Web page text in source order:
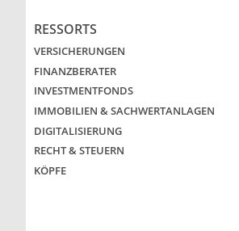
RESSORTS
VERSICHERUNGEN
FINANZBERATER
INVESTMENTFONDS
IMMOBILIEN & SACHWERTANLAGEN
DIGITALISIERUNG
RECHT & STEUERN
KÖPFE